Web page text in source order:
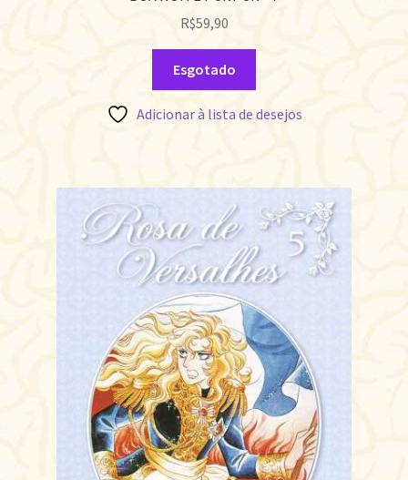
R$59,90
Esgotado
Adicionar à lista de desejos